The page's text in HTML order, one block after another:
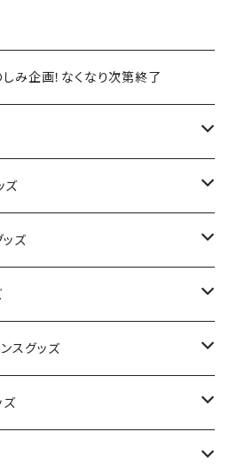
しみ企画！なくなり次第終了
ズ
ズ
スグッズ
ズ